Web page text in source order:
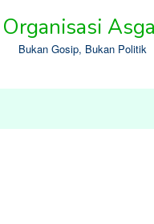
Organisasi
Bukan Gosip, Bukan Politik